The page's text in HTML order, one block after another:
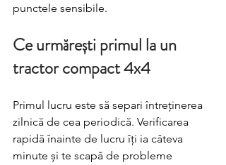
punctele sensibile.
Ce urmărești primul la un
tractor compact 4x4
Primul lucru este să separi întreținerea
zilnică de cea periodică. Verificarea
rapidă înainte de lucru îți ia câteva
minute și te scapă de probleme